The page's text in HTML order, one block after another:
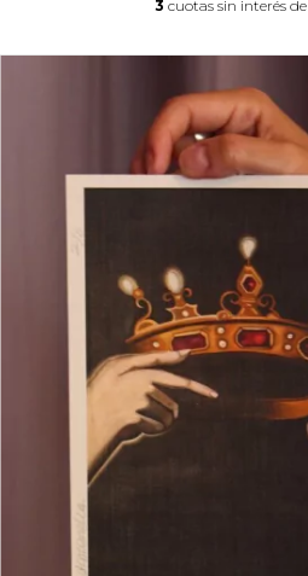
3 cuotas sin interés de